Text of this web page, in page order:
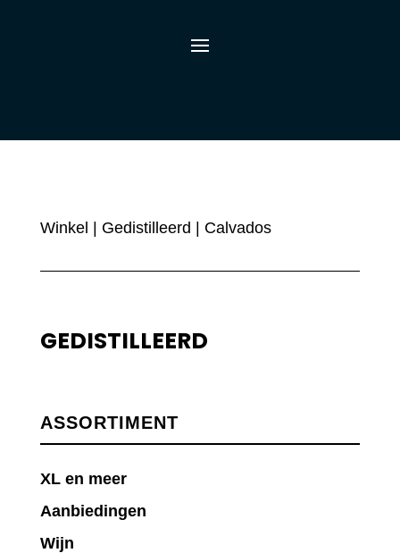
Winkel Gedistilleerd | Calvados
GEDISTILLEERD
ASSORTIMENT
XL en meer
Aanbiedingen
Wijn